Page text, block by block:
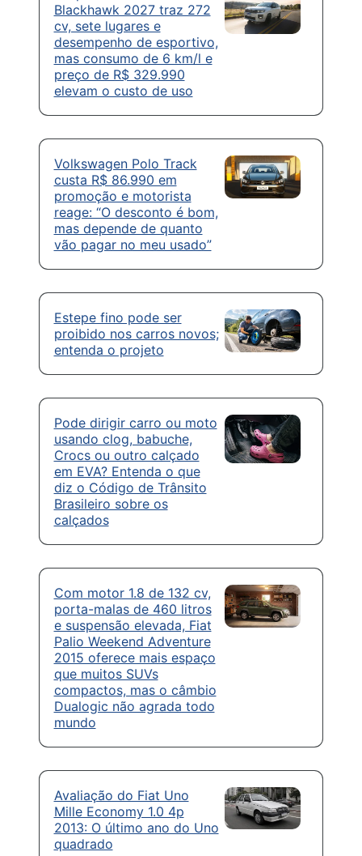
Blackhawk 2027 traz 272
cv, sete lugares e
desempenho de esportivo,
mas consumo de 6 km/l e
preço de R$ 329.990
elevam o custo de uso
Volkswagen Polo Track
custa R$ 86.990 em
promoção e motorista
reage: “O desconto é bom,
mas depende de quanto
vão pagar no meu usado”
Estepe fino pode ser
proibido nos carros novos;
entenda o projeto
Pode dirigir carro ou moto
usando clog, babuche,
Crocs ou outro calçado
em EVA? Entenda o que
diz o Código de Trânsito
Brasileiro sobre os
calçados
Com motor 1.8 de 132 cv,
porta-malas de 460 litros
e suspensão elevada, Fiat
Palio Weekend Adventure
2015 oferece mais espaço
que muitos SUVs
compactos, mas o câmbio
Dualogic não agrada todo
mundo
Avaliação do Fiat Uno
Mille Economy 1.0 4p
2013: O último ano do Uno
quadrado